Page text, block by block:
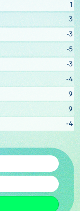
1
3
-3
-5
-3
-4
9
9
-4